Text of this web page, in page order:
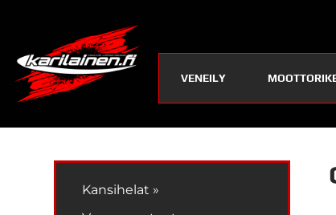
VENEILY
Kansihelat »